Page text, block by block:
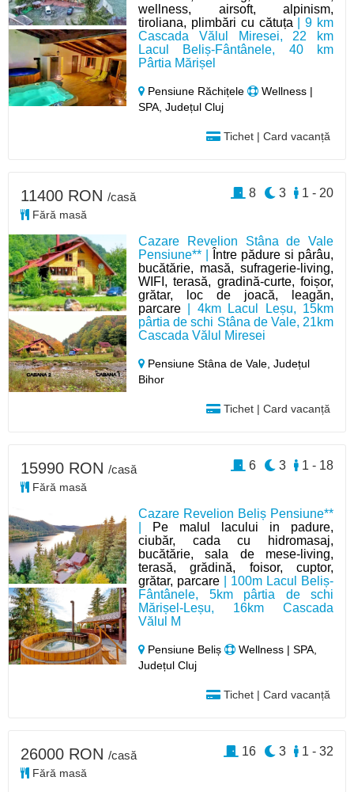
wellness, airsoft, alpinism,
tiroliana, plimbări cu cătuța | 9 km
Cascada Vălul Miresei, 22 km
Lacul Beliș-Fântânele, 40 km
Pârtia Mărișel
Pensiune Răchițele
Wellness |
SPA, Județul Cluj
Tichet | Card vacanță
Cazare Revelion Stâna de Vale
Pensiune** |
Între pădure si pârâu,
bucătărie, masă, sufragerie-living,
WIFI, terasă, gradină-curte, foișor,
grătar, loc de joacă, leagăn,
parcare | 4km Lacul Leșu, 15km
pârtia de schi Stâna de Vale, 21km
Cascada Vălul Miresei
Pensiune Stâna de Vale,Județul
Bihor
Tichet | Card vacanță
11400 RON /casă
Fără masă
1 - 20
3
8
Cazare Revelion Beliș Pensiune**
Pe malul lacului in padure,
ciubăr, cada cu hidromasaj,
bucătărie, sala de mese-living,
terasă, grădină, foisor, cuptor,
grătar, parcare | 100m Lacul Beliș-
Fântânele, 5km pârtia de schi
Mărișel-Leșu, 16km Cascada
Vălul M
Pensiune Beliș
Wellness | SPA,
Județul Cluj
Tichet | Card vacanță
15990 RON /casă
Fără masă
1 - 18
3
6
26000 RON /casă
Fără masă
1 - 32
3
16